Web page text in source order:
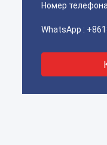
Номер
WhatsApp :